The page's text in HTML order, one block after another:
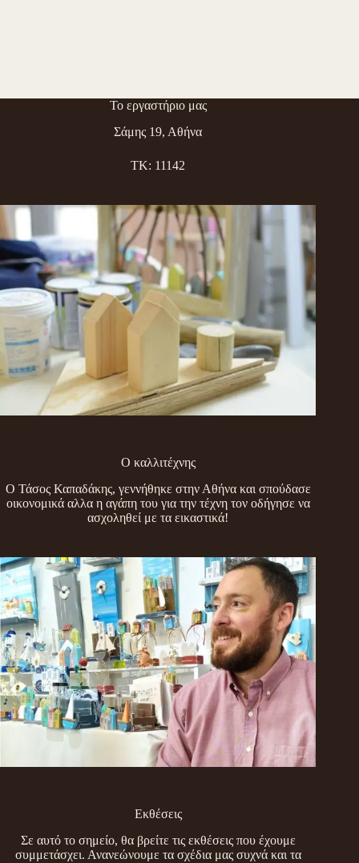
Το εργαστήριο μας
Σάμης 19, Αθήνα
ΤΚ: 11142
Ο καλλιτέχνης
Ο Τάσος Καπαδάκης, γεννήθηκε στην Αθήνα και σπούδασε
οικονομικά αλλα η αγάπη του για την τέχνη τον οδήγησε να
ασχοληθεί με τα εικαστικά!
Εκθέσεις
Σε αυτό το σημείο, θα βρείτε τις εκθέσεις που έχουμε
συμμετάσχει. Ανανεώνουμε τα σχέδια μας συχνά και τα